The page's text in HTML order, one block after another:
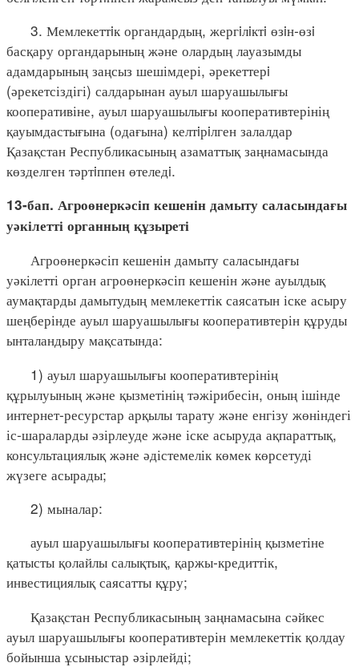
3. Мемлекеттiк органдардың, жергiлiктi өзiн-өзi
басқару органдарының және олардың лауазымды
адамдарының заңсыз шешімдері, әрекеттерi
(әрекетсіздігі) салдарынан ауыл шаруашылығы
кооперативіне, ауыл шаруашылығы кооперативтерінің
қауымдастығына (одағына) келтiрiлген залалдар
Қазақстан Республикасының азаматтық заңнамасында
көзделген тәртiппен өтеледi.
13-бап. Агроөнеркәсіп кешенін дамыту саласындағы
уәкілетті органның құзыреті
Агроөнеркәсіп кешенін дамыту саласындағы
уәкілетті орган агроөнеркәсіп кешенін және ауылдық
аумақтарды дамытудың мемлекеттік саясатын іске асыру
шеңберінде ауыл шаруашылығы кооперативтерін құруды
ынталандыру мақсатында:
1) ауыл шаруашылығы кооперативтерінің
құрылуының және қызметінің тәжірибесін, оның ішінде
интернет-ресурстар арқылы тарату және енгізу жөніндегі
іс-шараларды әзірлеуде және іске асыруда ақпараттық,
консультациялық және әдістемелік көмек көрсетуді
жүзеге асырады;
2) мыналар:
ауыл шаруашылығы кооперативтерінің қызметіне
қатысты қолайлы салықтық, қаржы-кредиттік,
инвестициялық саясатты құру;
Қазақстан Республикасының заңнамасына сәйкес
ауыл шаруашылығы кооперативтерін мемлекеттік қолдау
бойынша ұсыныстар әзірлейді;